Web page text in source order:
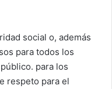
social o, además
para todos los
para los
respeto para el